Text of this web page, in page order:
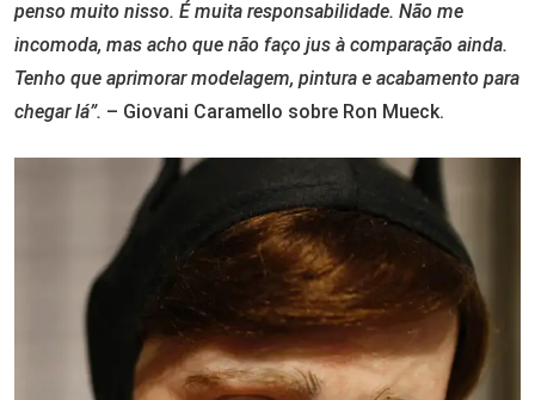
penso muito nisso. É muita responsabilidade. Não me
incomoda, mas acho que não faço jus à comparação ainda.
Tenho que aprimorar modelagem, pintura e acabamento para
chegar lá”. – Giovani Caramello sobre Ron Mueck.